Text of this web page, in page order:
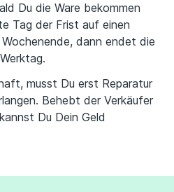
Du die Ware bekommen
Tag der Frist auf einen
dann endet die
musst Du erst Reparatur
Behebt der Verkäufer
Du Dein Geld